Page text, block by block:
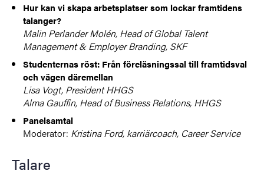
Hur kan vi skapa arbetsplatser som lockar framtidens
talanger?
Malin Perlander Molén, Head of Global Talent
Management & Employer Branding, SKF
Studenternas röst: Från föreläsningssal till framtidsval
och vägen däremellan
Lisa Vogt, President HHGS
Alma Gauffin, Head of Business Relations, HHGS
Panelsamtal
Moderator: Kristina Ford, karriärcoach, Career Service
Talare